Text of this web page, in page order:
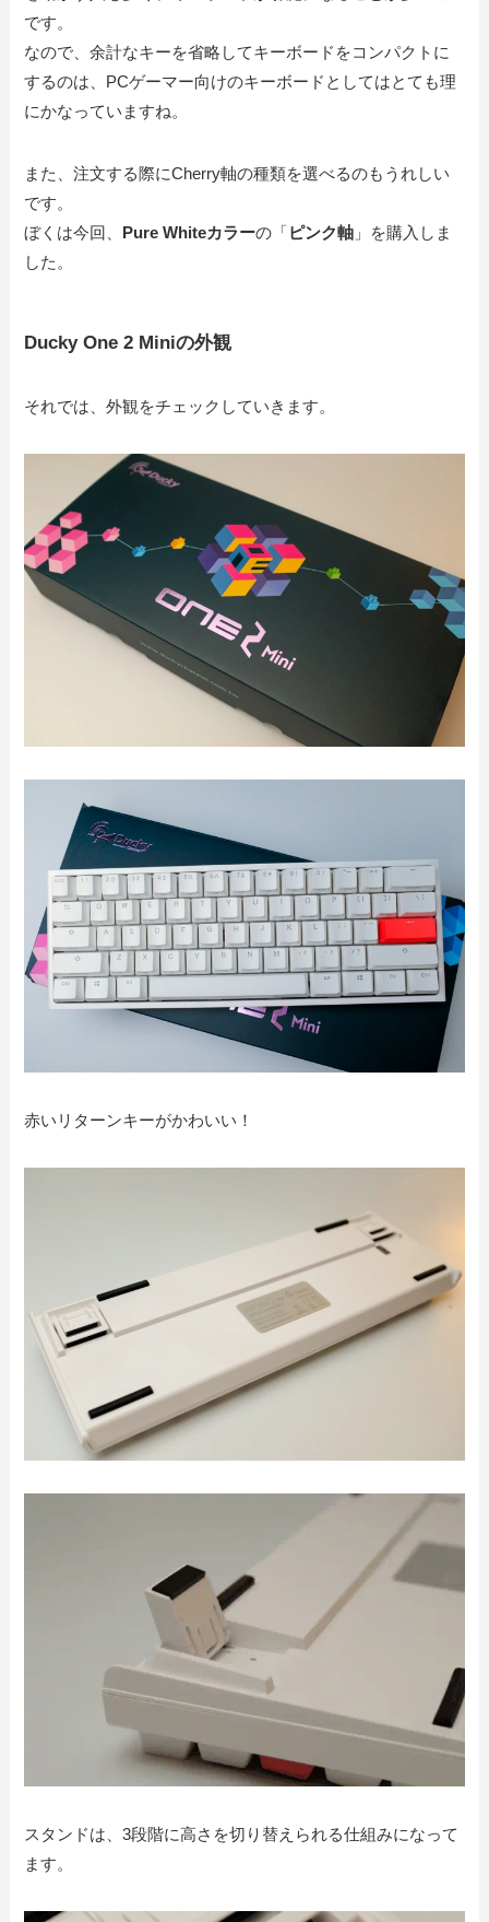
です。
なので、余計なキーを省略してキーボードをコンパクトに
するのは、PCゲーマー向けのキーボードとしてはとても理
にかなっていますね。
また、注文する際にCherry軸の種類を選べるのもうれしい
です。
ぼくは今回、 Pure Whiteカラーの「ピンク軸 」を購入しま
した。
Ducky One 2 Miniの外観
それでは、外観をチェックしていきます。
赤いリターンキーがかわいい！
スタンドは、3段階に高さを切り替えられる仕組みになって
ます。